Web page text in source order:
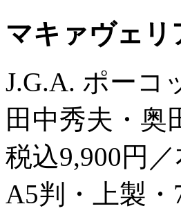
マキァヴェ
J.G.A. ポーコ
田中秀夫・奥
税込9,900円
A5判・上製・